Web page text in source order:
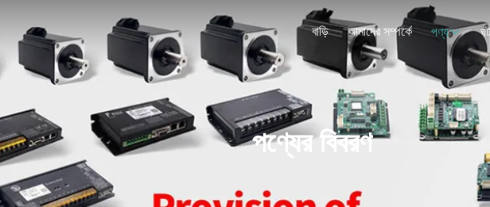
বাড়ি আমাদের সম্পর্কে পণ্য
পণ্যের বিবরণ